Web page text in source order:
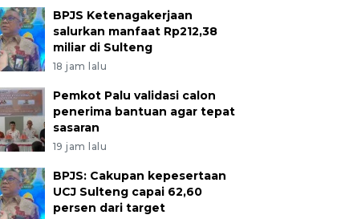
BPJS Ketenagakerjaan
salurkan manfaat Rp212,38
miliar di Sulteng
18 jam lalu
Pemkot Palu validasi calon
penerima bantuan agar tepat
sasaran
19 jam lalu
BPJS: Cakupan kepesertaan
UCJ Sulteng capai 62,60
persen dari target